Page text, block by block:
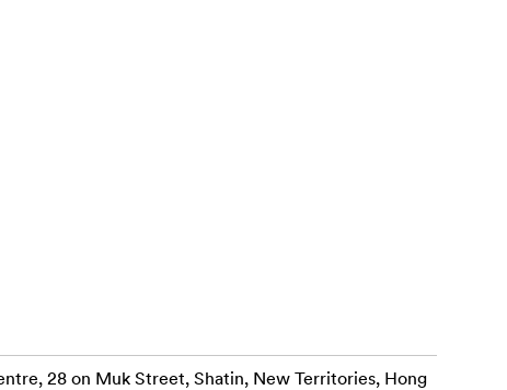
28 on Muk Street, Shatin, New Territories, Hong